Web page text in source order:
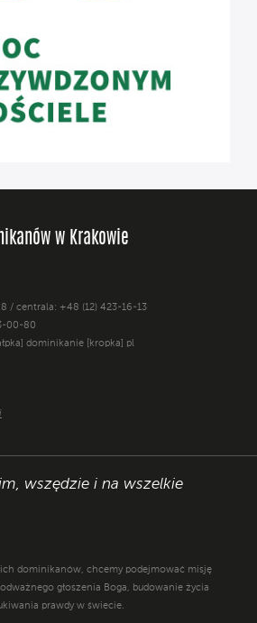
w Krakowie
/ centrala: +48 (12) 423-16-13
00-80
dominikanie [kropka] pl
wszędzie i na wszelkie
dominikanów, chcemy podejmować misję
głoszenia Boga, budowanie życia
prawdy w świecie.